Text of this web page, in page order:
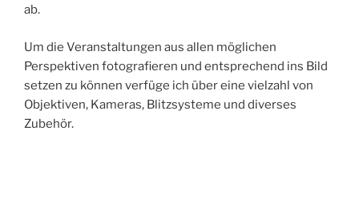
ab.
Um die Veranstaltungen aus allen möglichen
Perspektiven fotografieren und entsprechend ins Bild
setzen zu können verfüge ich über eine vielzahl von
Objektiven, Kameras, Blitzsysteme und diverses
Zubehör.